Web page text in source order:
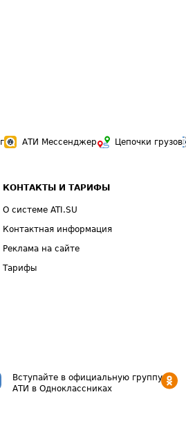
АТИ Мессенджер Цепочки грузов
КОНТАКТЫ И ТАРИФЫ
О системе ATI.SU
Контактная информация
Реклама на сайте
Тарифы
Вступайте в официальную группу
АТИ в Одноклассниках